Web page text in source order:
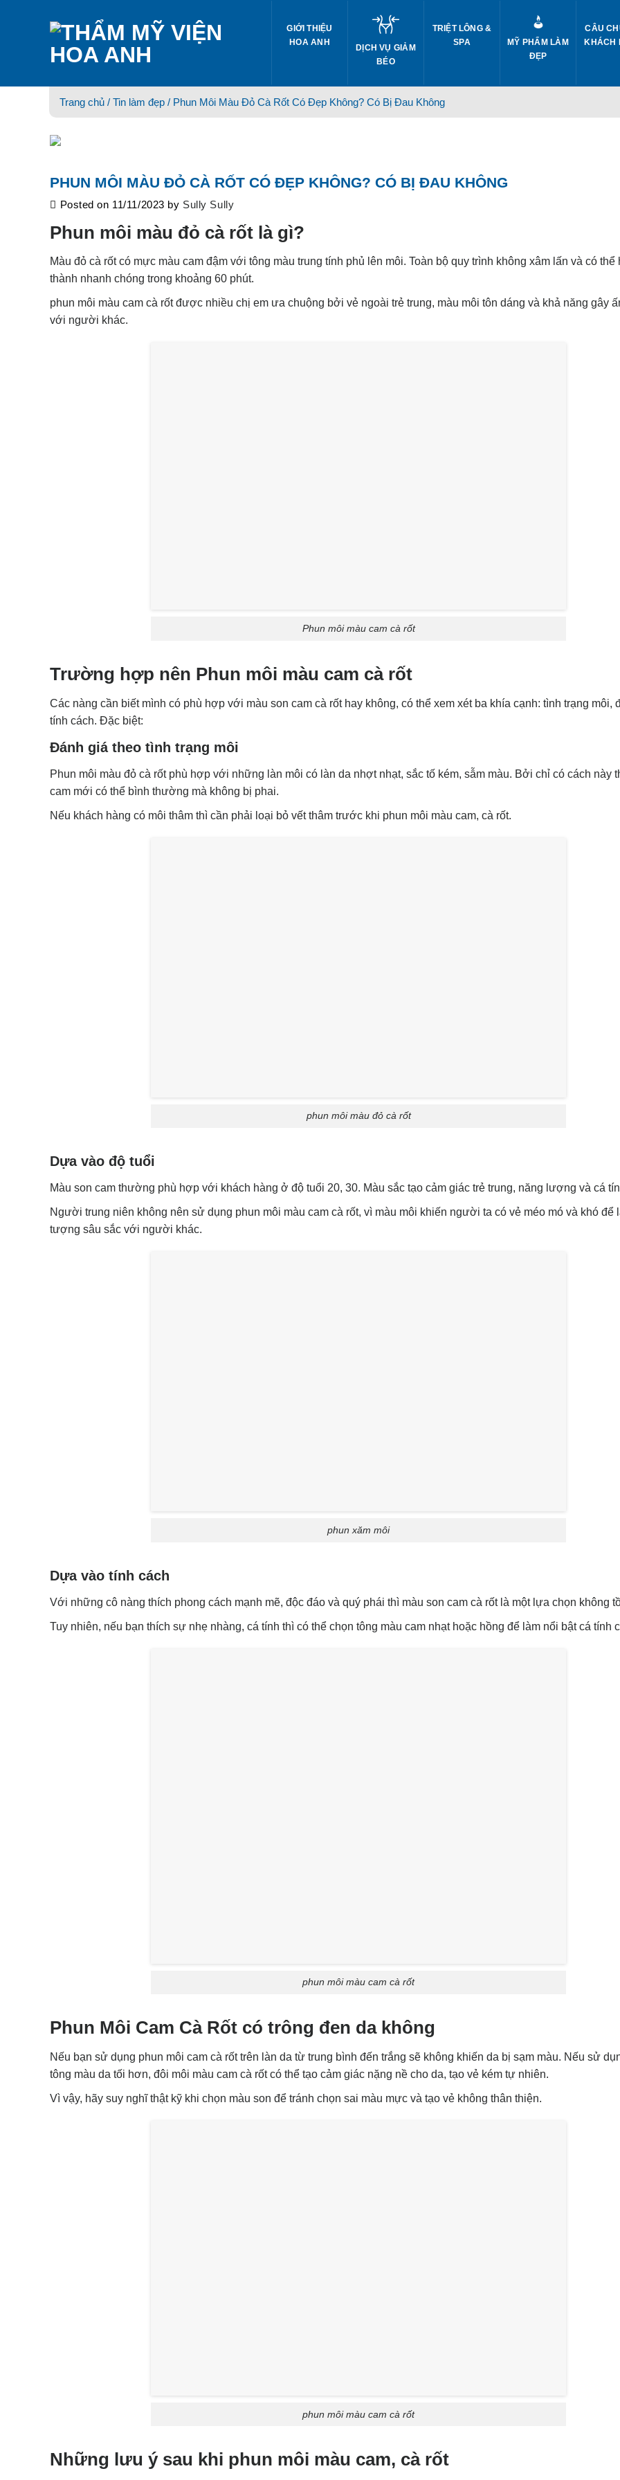
GIỚI THIỆU
HOA ANH
DỊCH VỤ GIẢM
BÉO
TRIỆT LÔNG &
SPA
MỸ PHẨM LÀM
ĐẸP
CÂU
KHÁCH
Trang chủ / Tin làm đẹp/ Phun Môi Màu Đỏ Cà Rốt Có Đẹp Không? Có Bị Đau Không
PHUN MÔI MÀU ĐỎ CÀ RỐT CÓ ĐẸP KHÔNG? CÓ BỊ ĐAU KHÔNG
Posted on 11/11/2023 by Sully Sully
Phun môi màu đỏ cà rốt là gì?
Màu đỏ cà rốt có mực màu cam đậm với tông màu trung tính phủ lên môi. Toàn bộ quy trình không xâm lấn và có thể
thành nhanh chóng trong khoảng 60 phút.
phun môi màu cam cà rốtđược nhiều chị em ưa chuộng bởi vẻ ngoài trẻ trung, màu môi tôn dáng và khả năng gây
với người khác.
Phun môi màu cam cà rốt
Trường hợp nên Phun môi màu cam cà rốt
Các nàng cần biết mình có phù hợp với màu son cam cà rốt hay không, có thể xem xét ba khía cạnh: tình trạng môi,
tính cách. Đặc biệt:
Đánh giá theo tình trạng môi
Phun môi màu đỏ cà rốt phù hợp với những làn môi có làn da nhợt nhạt, sắc tố kém, sẫm màu. Bởi chỉ có cách này
cam mới có thể bình thường mà không bị phai.
Nếu khách hàng có môi thâm thì cần phải loại bỏ vết thâm trước khi phun môi màu cam, cà rốt.
phun môi màu đỏ cà rốt
Dựa vào độ tuổi
Màu son cam thường phù hợp với khách hàng ở độ tuổi 20, 30. Màu sắc tạo cảm giác trẻ trung, năng lượng và cá
Người trung niên không nên sử dụng phun môi màu cam cà rốt, vì màu môi khiến người ta có vẻ méo mó và khó để
tượng sâu sắc với người khác.
phun xăm môi
Dựa vào tính cách
Với những cô nàng thích phong cách mạnh mẽ, độc đáo và quý phái thì màu son cam cà rốt là một lựa chọn không
Tuy nhiên, nếu bạn thích sự nhẹ nhàng, cá tính thì có thể chọn tông màu cam nhạt hoặc hồng để làm nổi bật cá tính
phun môi màu cam cà rốt
Phun Môi Cam Cà Rốt có trông đen da không
Nếu bạn sử dụng phun môi cam cà rốt trên làn da từ trung bình đến trắng sẽ không khiến da bị sạm màu. Nếu sử
tông màu da tối hơn, đôi môi màu cam cà rốt có thể tạo cảm giác nặng nề cho da, tạo vẻ kém tự nhiên.
Vì vậy, hãy suy nghĩ thật kỹ khi chọn màu son để tránh chọn sai màu mực và tạo vẻ không thân thiện.
phun môi màu cam cà rốt
Những lưu ý sau khi phun môi màu cam, cà rốt